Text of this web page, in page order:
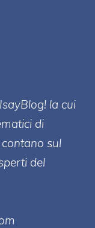
la cui
di
sul
del